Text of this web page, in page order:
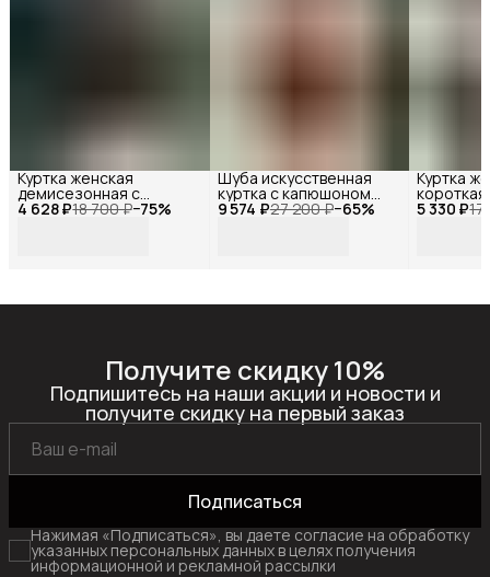
4 628 ₽18 700 ₽−75%
Куртка женская
демисезонная с
капюшоном короткая 9 574 ₽27 200 ₽−65%
Шуба искусственная
куртка с капюшоном
меховая коричневая, 5 330 ₽
Куртка
молнии,
Получите скидку 10%
Подпишитесь на наши акции и новости и
получите скидку на первый заказ
Подписаться
Нажимая «Подписаться», вы даете согласие на обработку
указанных персональных данных в целях получения
информационной и рекламной рассылки